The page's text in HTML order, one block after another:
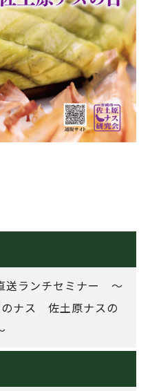
ランチセミナー ～
ナス 佐土原ナスの